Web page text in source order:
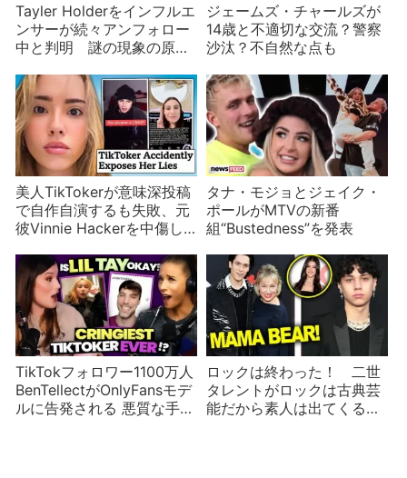
Tayler Holderをインフルエ
ンサーが続々アンフォロー
中と判明 謎の現象の原因
ジェームズ・チャールズが
14歳と不適切な交流？警察
沙汰？不自然な点も
美人TikTokerが意味深投稿
で自作自演するも失敗、元
彼Vinnie Hackerを中傷し
タナ・モジョとジェイク・
ポールがMTVの新番
組“Bustedness”を発表
TikTokフォロワー1100万人
BenTellectがOnlyFansモデ
ルに告発される 悪質な手口
ロックは終わった！ 二世
タレントがロックは古典芸
能だから素人は出てくるな